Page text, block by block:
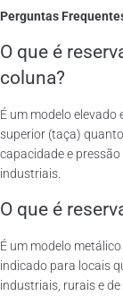
Perguntas
O que é
coluna?
É um modelo
superior (taça)
capacidade e
industriais.
O que é
É um modelo
indicado para locais
industriais, rurais e